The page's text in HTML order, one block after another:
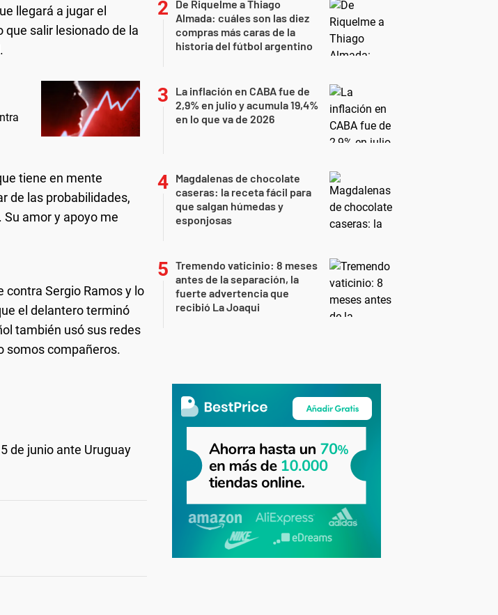
llegará a jugar el
que salir lesionado de la
tiene en mente
de las probabilidades,
amor y apoyo me
contra Sergio Ramos y lo
el delantero terminó
también usó sus redes
somos compañeros.
de junio ante Uruguay
De Riquelme a Thiago
Almada: cuáles son las diez
compras más caras de la
historia del fútbol argentino
La inflación en CABA fue de
2,9% en julio y acumula 19,4%
en lo que va de 2026
Magdalenas de chocolate
caseras: la receta fácil para
que salgan húmedas y
esponjosas
Tremendo vaticinio: 8 meses
antes de la separación, la
fuerte advertencia que
recibió La Joaqui